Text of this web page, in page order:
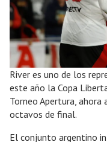
River es uno de los
este año la Copa
Torneo Apertura, ahora
octavos de final.
El conjunto argentino